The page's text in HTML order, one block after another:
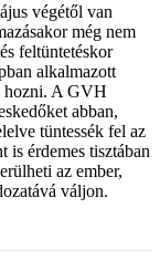
végétől van
még nem
feltüntetéskor
alkalmazott
hozni. A GVH
abban,
tüntessék fel az
is érdemes tisztában
az ember,
váljon.